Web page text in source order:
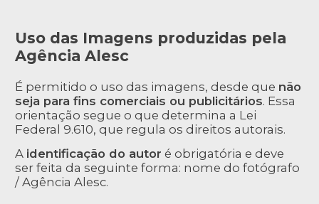
Uso das Imagens produzidas pela
Agência Alesc
É permitido o uso das imagens, desde que não
seja para fins comerciais ou publicitários. Essa
orientação segue o que determina a Lei
Federal 9.610, que regula os direitos autorais.
A identificação do autor é obrigatória e deve
ser feita da seguinte forma: nome do fotógrafo
/ Agência Alesc.